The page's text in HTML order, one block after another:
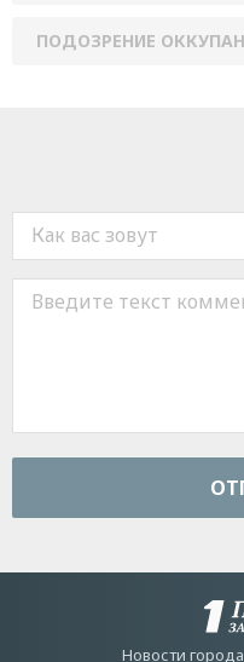
ПОДОЗРЕНИЕ
Новости